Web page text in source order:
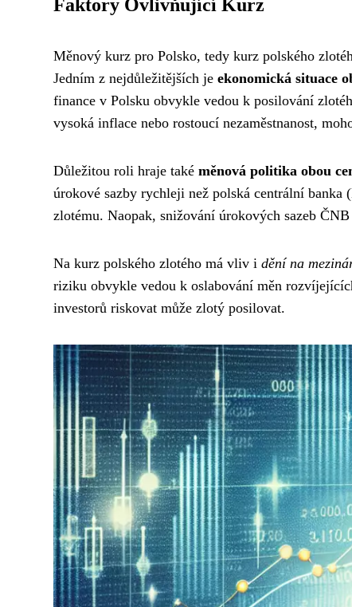
Faktory Ovlivňující Kurz
Měnový kurz pro Polsko, tedy kurz polského
Jedním z nejdůležitějších je ekonomická situace
finance v Polsku obvykle vedou k posilování
vysoká inflace nebo rostoucí nezaměstnanost,
Důležitou roli hraje také měnová politika obou
úrokové sazby rychleji než polská centrální
zlotému. Naopak, snižování úrokových sazeb
Na kurz polského zlotého má vliv i dění na
riziku obvykle vedou k oslabování měn
investorů riskovat může zlotý posilovat.